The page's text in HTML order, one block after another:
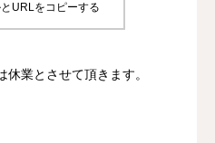
URLをコピーする
業とさせて頂きます。